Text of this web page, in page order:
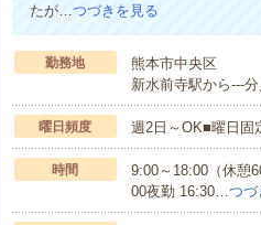
たが…つづきを見る
勤務地
熊本市中央区
新水前寺駅から---
曜日頻度 週2日～OK■曜日固
時間
9:00～18:00（休憩
00夜勤 16:30…つづ